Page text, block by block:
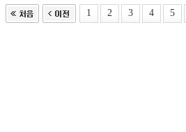
1 2 3 4 5